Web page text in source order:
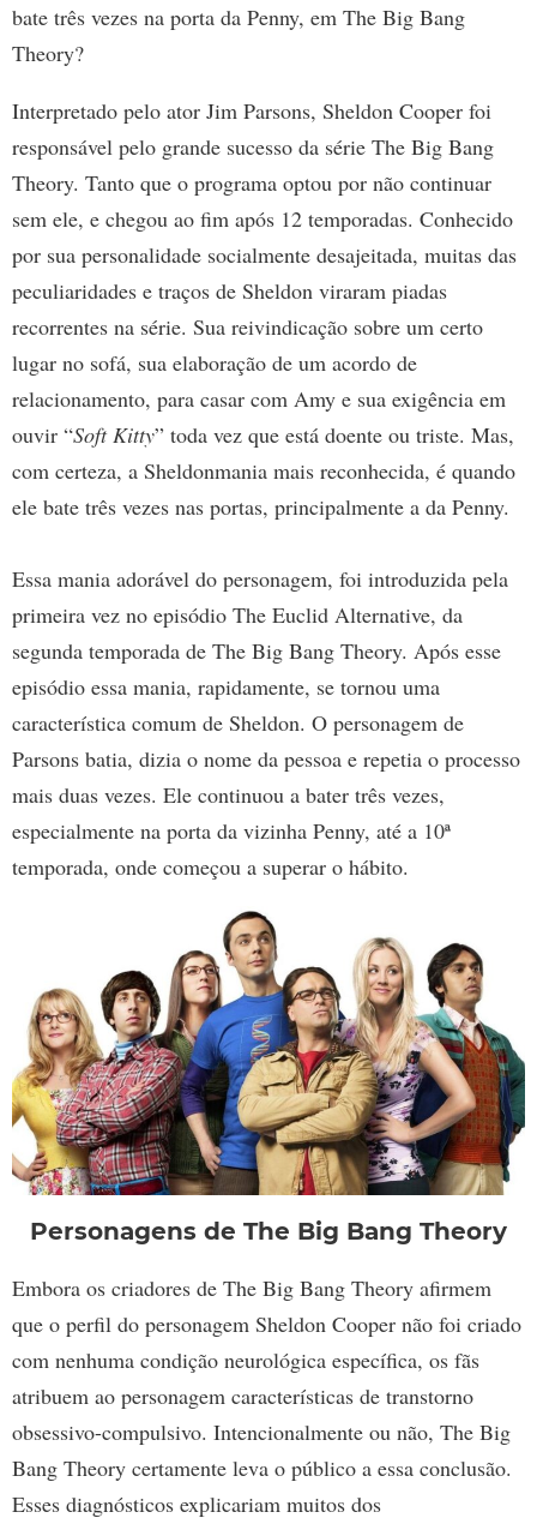
bate três vezes na porta da Penny, em The Big Bang
Theory?
Interpretado pelo ator Jim Parsons, Sheldon Cooper foi
responsável pelo grande sucesso da série The Big Bang
Theory. Tanto que o programa optou por não continuar
sem ele, e chegou ao fim após 12 temporadas. Conhecido
por sua personalidade socialmente desajeitada, muitas das
peculiaridades e traços de Sheldon viraram piadas
recorrentes na série. Sua reivindicação sobre um certo
lugar no sofá, sua elaboração de um acordo de
relacionamento, para casar com Amy e sua exigência em
ouvir “Soft Kitty” toda vez que está doente ou triste. Mas,
com certeza, a Sheldonmania mais reconhecida, é quando
ele bate três vezes nas portas, principalmente a da Penny.
Essa mania adorável do personagem, foi introduzida pela
primeira vez no episódio The Euclid Alternative, da
segunda temporada de The Big Bang Theory. Após esse
episódio essa mania, rapidamente, se tornou uma
característica comum de Sheldon. O personagem de
Parsons batia, dizia o nome da pessoa e repetia o processo
mais duas vezes. Ele continuou a bater três vezes,
especialmente na porta da vizinha Penny, até a 10ª
temporada, onde começou a superar o hábito.
Personagens de The Big Bang Theory
Embora os criadores de The Big Bang Theory afirmem
que o perfil do personagem Sheldon Cooper não foi criado
com nenhuma condição neurológica específica, os fãs
atribuem ao personagem características de transtorno
obsessivo-compulsivo. Intencionalmente ou não, The Big
Bang Theory certamente leva o público a essa conclusão.
Esses diagnósticos explicariam muitos dos